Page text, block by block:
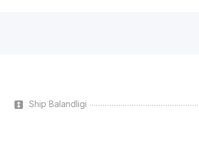
Ship Balandligi